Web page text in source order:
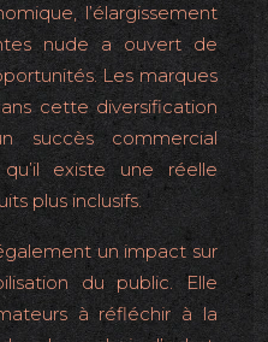
l’élargissement
nude a ouvert de
Les marques
cette diversification
succès commercial
existe une réelle
plus inclusifs.
un impact sur
du public. Elle
à réfléchir à la